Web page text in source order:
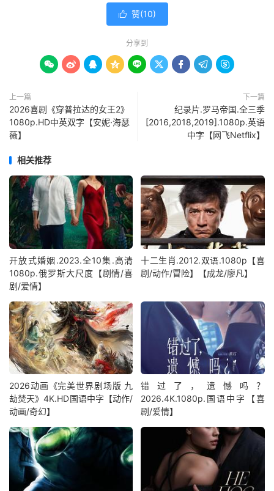
 赞(10)
分享到
        
上一篇
2026喜剧《穿普拉达的女王2》
1080p.HD中英双字【安妮·海瑟
薇】
下一篇
纪录片.罗马帝国.全三季
[2016,2018,2019].1080p.英语
中字【网飞Netflix】
相关推荐
开放式婚姻.2023.全10集.高清
1080p.俄罗斯大尺度【剧情/喜
剧/爱情】
十二生肖.2012.双语.1080p【喜
剧/动作/冒险】【成龙/廖凡】
2026动画《完美世界剧场版 九
劫焚天》4K.HD国语中字【动作/
动画/奇幻】
错过了，遗憾吗？
2026.4K.1080p.国语中字【喜
剧/爱情】